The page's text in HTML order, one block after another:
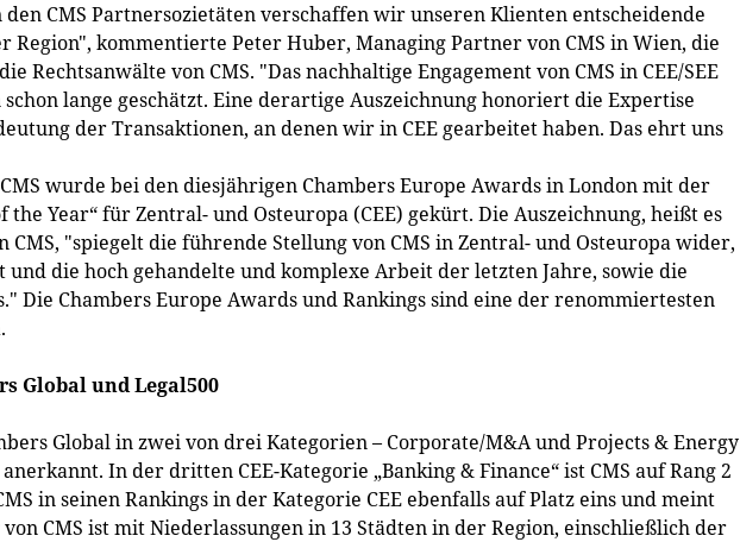
CMS Partnersozietäten verschaffen wir unseren Klienten entscheidende
kommentierte Peter Huber, Managing Partner von CMS in Wien, die
Rechtsanwälte von CMS. "Das nachhaltige Engagement von CMS in CEE/SEE
lange geschätzt. Eine derartige Auszeichnung honoriert die Expertise
der Transaktionen, an denen wir in CEE gearbeitet haben. Das ehrt uns
wurde bei den diesjährigen Chambers Europe Awards in London mit der
the Year“ für Zentral- und Osteuropa (CEE) gekürt. Die Auszeichnung, heißt es
"spiegelt die führende Stellung von CMS in Zentral- und Osteuropa wider,
die hoch gehandelte und komplexe Arbeit der letzten Jahre, sowie die
Die Chambers Europe Awards und Rankings sind eine der renommiertesten
Global und Legal500
Global in zwei von drei Kategorien – Corporate/M&A und Projects & Energy
In der dritten CEE-Kategorie „Banking & Finance“ ist CMS auf Rang 2
in seinen Rankings in der Kategorie CEE ebenfalls auf Platz eins und meint
von CMS ist mit Niederlassungen in 13 Städten in der Region, einschließlich der